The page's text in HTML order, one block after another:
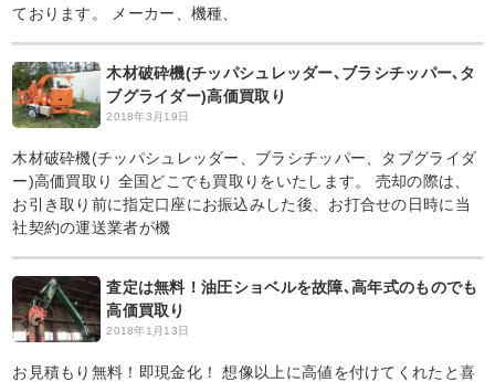
ております。 メーカー、機種、
木材破砕機(チッパシュレッダー､ブラシチッパー､タ
ブグライダー)高価買取り
2018年3月19日
木材破砕機(チッパシュレッダー、ブラシチッパー、タブグライダ
ー)高価買取り 全国どこでも買取りをいたします。 売却の際は、
お引き取り前に指定口座にお振込みした後、お打合せの日時に当
社契約の運送業者が機
査定は無料！油圧ショベルを故障､高年式のものでも
高価買取り
2018年1月13日
お見積もり無料！即現金化！ 想像以上に高値を付けてくれたと喜